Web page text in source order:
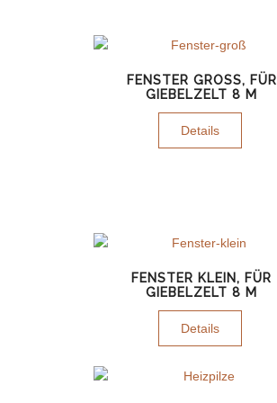
FENSTER GROSS, FÜR G
IEBELZELT 8 M
Details
FENSTER KLEIN, FÜR
GIEBELZELT 8 M
Details